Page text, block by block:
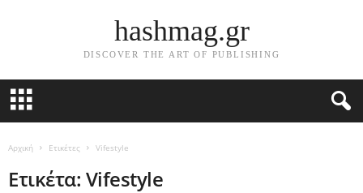
hashmag.gr
DISCOVER THE ART OF PUBLISHING
Αρχική Ετικέτες Vifestyle
Ετικέτα: Vifestyle